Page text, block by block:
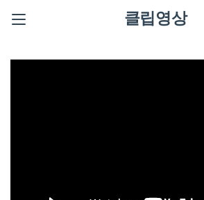
클립영상